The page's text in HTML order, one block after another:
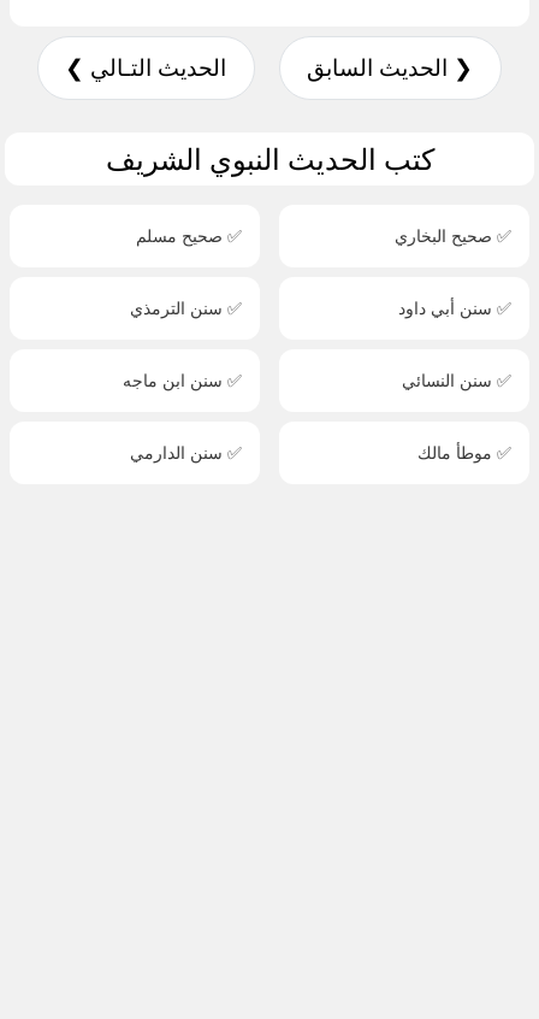
❮ الحديث السابق الحديث التـالي ❯
كتب الحديث النبوي الشريف
✅ صحيح البخاري ✅ صحيح مسلم
✅ سنن أبي داود ✅ سنن الترمذي
✅ سنن النسائي ✅ سنن ابن ماجه
✅ موطأ مالك ✅ سنن الدارمي